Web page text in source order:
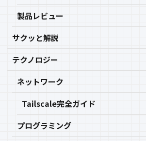
製品レビュー
サクッと解説
テクノロジー
ネットワーク
Tailscale完全ガイド
プログラミング